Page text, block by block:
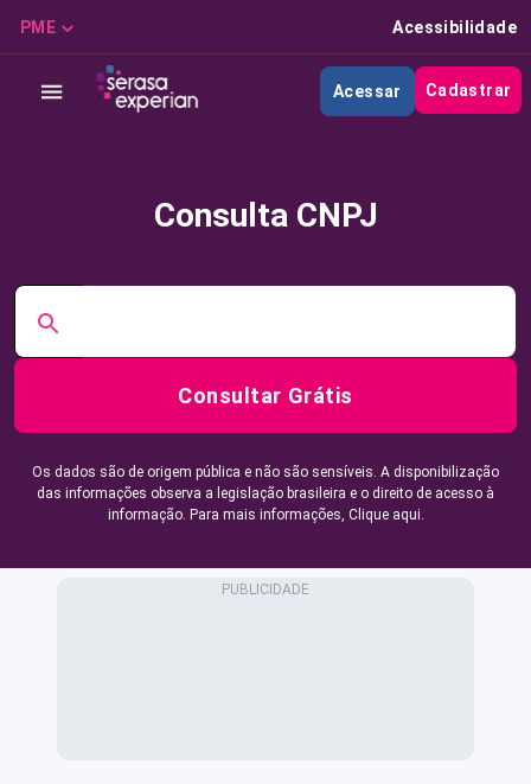
PME Acessibilidade
Acessar Cadastrar
Consulta CNPJ
Consultar Grátis
Os dados são de origem pública e não são sensíveis. A disponibilização
das informações observa a legislação brasileira e o direito de acesso à
informação. Para mais informações, Clique aqui.